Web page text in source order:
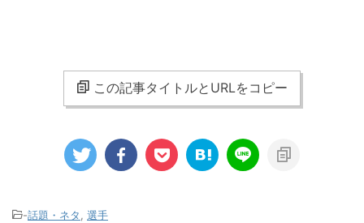
この記事タイトルとURLをコピー
-話題・ネタ
選手